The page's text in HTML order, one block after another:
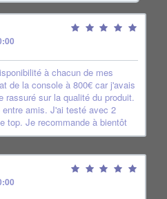
à chacun de mes
de la console à 800€ car j'avais
rassuré sur la qualité du produit.
amis. J'ai testé avec 2
top. Je recommande à bientôt